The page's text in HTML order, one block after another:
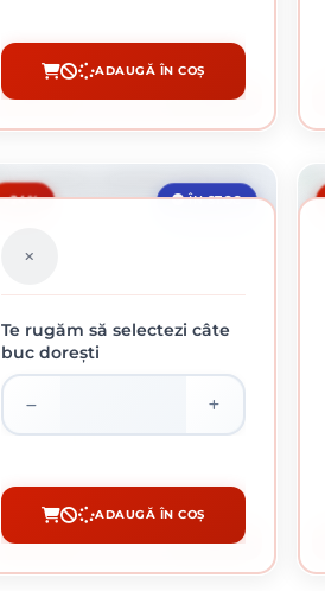
CUMPĂRĂ
ADAUGĂ ÎN COȘ
ÎN STOC
-24%
MEMBRANA CRAMPONATA 1.5 X 20 M
179.62 lei / buc
CUMPĂRĂ
Te rugăm să selectezi câte
buc dorești
ADAUGĂ ÎN COȘ